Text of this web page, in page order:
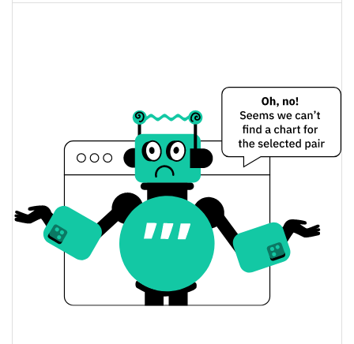
$0,000082746537
открытия / закрытия
$0,000082698602 /
$0,000082746537
Вчерашнее изменение
Вчерашний объем $595,92821
RefundYourSOL История цены